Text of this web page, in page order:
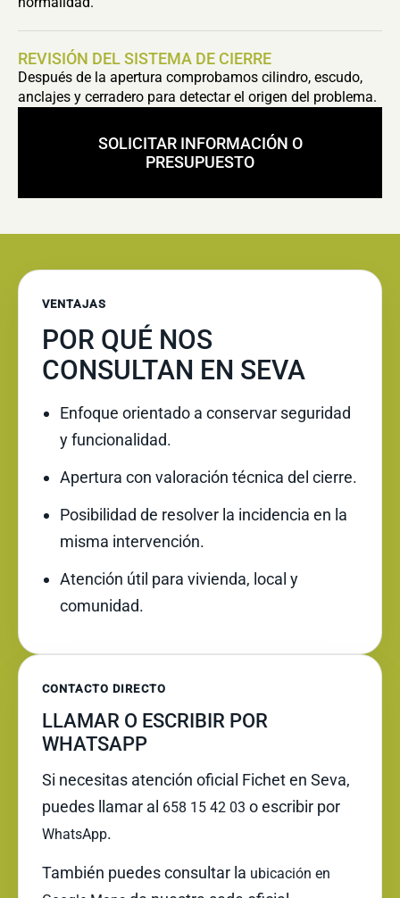
REVISIÓN DEL SISTEMA DE CIERRE
Después de la apertura comprobamos cilindro, escudo,
anclajes y cerradero para detectar el origen del problema.
SOLICITAR INFORMACIÓN O
PRESUPUESTO
VENTAJAS
POR QUÉ NOS
CONSULTAN EN SEVA
Enfoque orientado a conservar seguridad
y funcionalidad.
Apertura con valoración técnica del cierre.
Posibilidad de resolver la incidencia en la
misma intervención.
Atención útil para vivienda, local y
comunidad.
CONTACTO DIRECTO
LLAMAR O ESCRIBIR POR
WHATSAPP
Si necesitas atención oficial Fichet en Seva,
puedes llamar al 658 15 42 03 o escribir por
WhatsApp.
También puedes consultar la ubicación en